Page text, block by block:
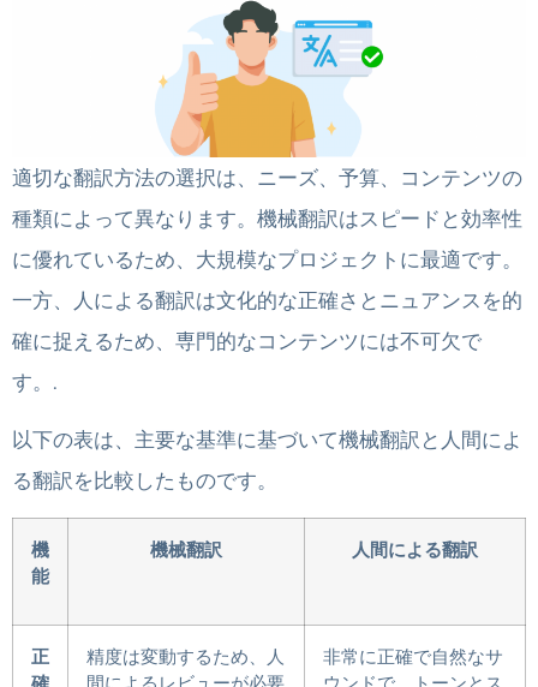
適切な翻訳方法の選択は、ニーズ、予算、コンテンツの
種類によって異なります。機械翻訳はスピードと効率性
に優れているため、大規模なプロジェクトに最適です。
一方、人による翻訳は文化的な正確さとニュアンスを的
確に捉えるため、専門的なコンテンツには不可欠で
す。.
以下の表は、主要な基準に基づいて機械翻訳と人間によ
る翻訳を比較したものです。
機
能
機械翻訳 人間による翻訳
正
精度は変動するため、人
非常に正確で自然なサ